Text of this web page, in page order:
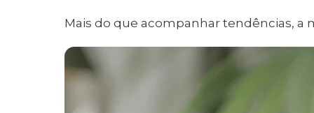
Mais do que acompanhar tendências, a